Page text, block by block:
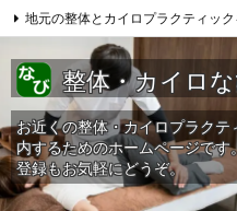
地元の整体とカイロプラクティッ
サイトマップ 当HPへの問合せ
整体・カイロ
お近くの整体・カイロプラク
内するためのホームページで
登録もお気軽にどうぞ。